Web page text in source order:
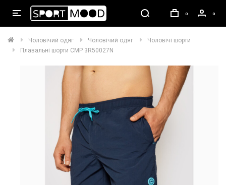
0 0
Чоловічий одяг Чоловічий одяг
Чоловічі шорти
Плавальні шорти CMP 3R50027N